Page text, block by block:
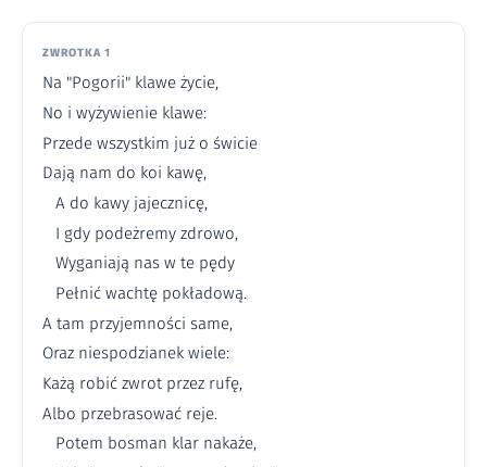
ZWROTKA 1
Na "Pogorii" klawe życie,
No i wyżywienie klawe:
Przede wszystkim już o świcie
Dają nam do koi kawę,
A do kawy jajecznicę,
I gdy podeżremy zdrowo,
Wyganiają nas w te pędy
Pełnić wachtę pokładową.
A tam przyjemności same,
Oraz niespodzianek wiele:
Każą robić zwrot przez rufę,
Albo przebrasować reje.
Potem bosman klar nakaże,